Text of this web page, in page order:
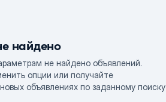
найдено
не найдено объявлений.
опции или получайте
объявлениях по заданному поиску